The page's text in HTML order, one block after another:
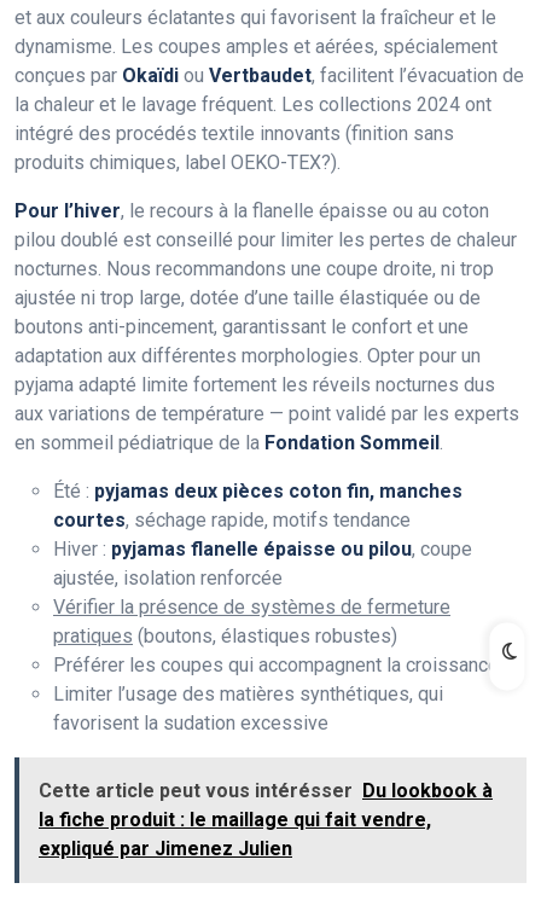
et aux couleurs éclatantes qui favorisent la fraîcheur et le
dynamisme. Les coupes amples et aérées, spécialement
conçues par Okaïdi ou Vertbaudet, facilitent l’évacuation de
la chaleur et le lavage fréquent. Les collections 2024 ont
intégré des procédés textile innovants (finition sans
produits chimiques, label OEKO-TEX?).
Pour l’hiver, le recours à la flanelle épaisse ou au coton
pilou doublé est conseillé pour limiter les pertes de chaleur
nocturnes. Nous recommandons une coupe droite, ni trop
ajustée ni trop large, dotée d’une taille élastiquée ou de
boutons anti-pincement, garantissant le confort et une
adaptation aux différentes morphologies. Opter pour un
pyjama adapté limite fortement les réveils nocturnes dus
aux variations de température — point validé par les experts
en sommeil pédiatrique de la Fondation Sommeil .
Été : pyjamas deux pièces coton fin, manches
courtes, séchage rapide, motifs tendance
Hiver : pyjamas flanelle épaisse ou pilou, coupe
ajustée, isolation renforcée
Vérifier la présence de systèmes de fermeture
pratiques (boutons, élastiques robustes)
Préférer les coupes qui accompagnent la croissance
Limiter l’usage des matières synthétiques, qui
favorisent la sudation excessive
Cette article peut vous intérésser
Du lookbook à
la fiche produit : le maillage qui fait vendre,
expliqué par Jimenez Julien